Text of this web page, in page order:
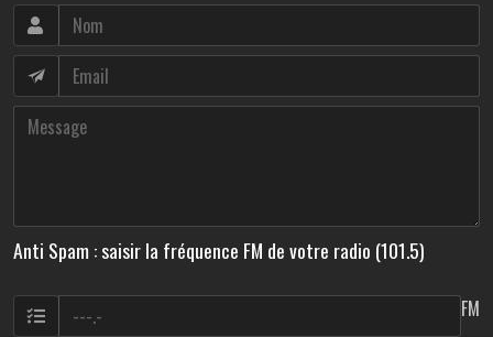
Anti Spam : saisir la fréquence FM de votre radio (101.5)
FM